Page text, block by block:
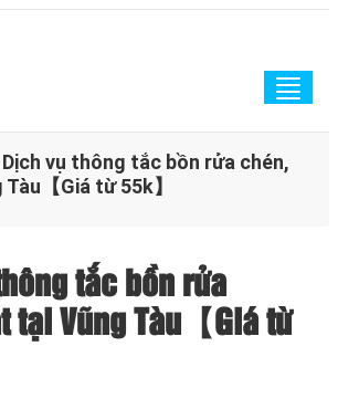
Dịch vụ thông tắc bồn rửa chén,
【Giá từ 55k】
tắc bồn rửa
tại Vũng Tàu【Giá từ